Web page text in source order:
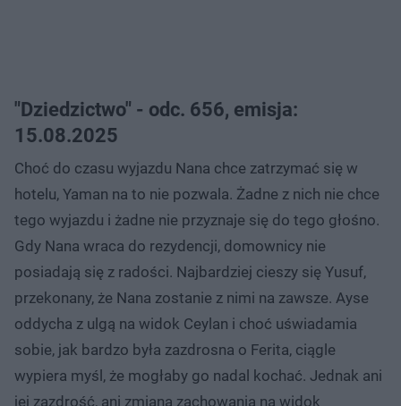
"Dziedzictwo" - odc. 656, emisja:
15.08.2025
Choć do czasu wyjazdu Nana chce zatrzymać się w
hotelu, Yaman na to nie pozwala. Żadne z nich nie chce
tego wyjazdu i żadne nie przyznaje się do tego głośno.
Gdy Nana wraca do rezydencji, domownicy nie
posiadają się z radości. Najbardziej cieszy się Yusuf,
przekonany, że Nana zostanie z nimi na zawsze. Ayse
oddycha z ulgą na widok Ceylan i choć uświadamia
sobie, jak bardzo była zazdrosna o Ferita, ciągle
wypiera myśl, że mogłaby go nadal kochać. Jednak ani
jej zazdrość, ani zmiana zachowania na widok